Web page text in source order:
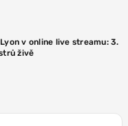
v online live streamu: 3.
živě